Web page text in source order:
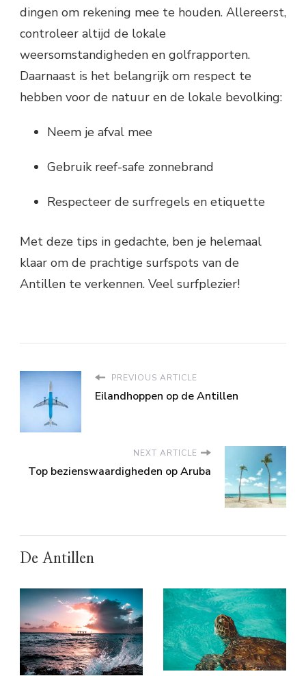
dingen om rekening mee te houden. Allereerst,
controleer altijd de lokale
weersomstandigheden en golfrapporten.
Daarnaast is het belangrijk om respect te
hebben voor de natuur en de lokale bevolking:
Neem je afval mee
Gebruik reef-safe zonnebrand
Respecteer de surfregels en etiquette
Met deze tips in gedachte, ben je helemaal
klaar om de prachtige surfspots van de
Antillen te verkennen. Veel surfplezier!
PREVIOUS ARTICLE
Eilandhoppen op de Antillen
NEXT ARTICLE
Top bezienswaardigheden op Aruba
De Antillen